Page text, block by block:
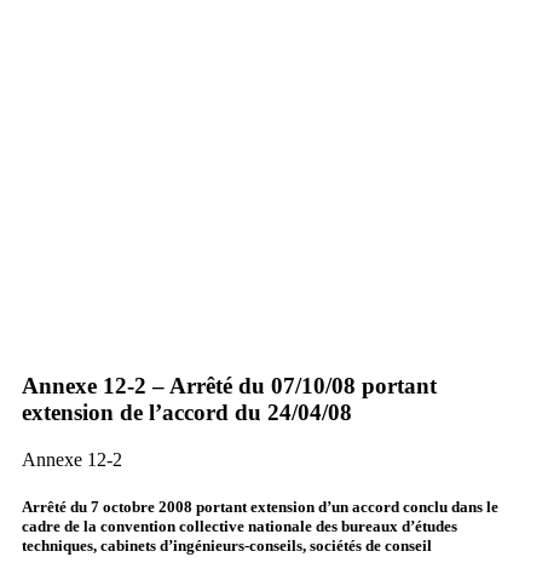
Annexe 12-2 – Arrêté du 07/10/08 portant
extension de l’accord du 24/04/08
Annexe 12-2
Arrêté du 7 octobre 2008 portant extension d’un accord conclu dans le
cadre de la convention collective nationale des bureaux d’études
techniques, cabinets d’ingénieurs-conseils, sociétés de conseil